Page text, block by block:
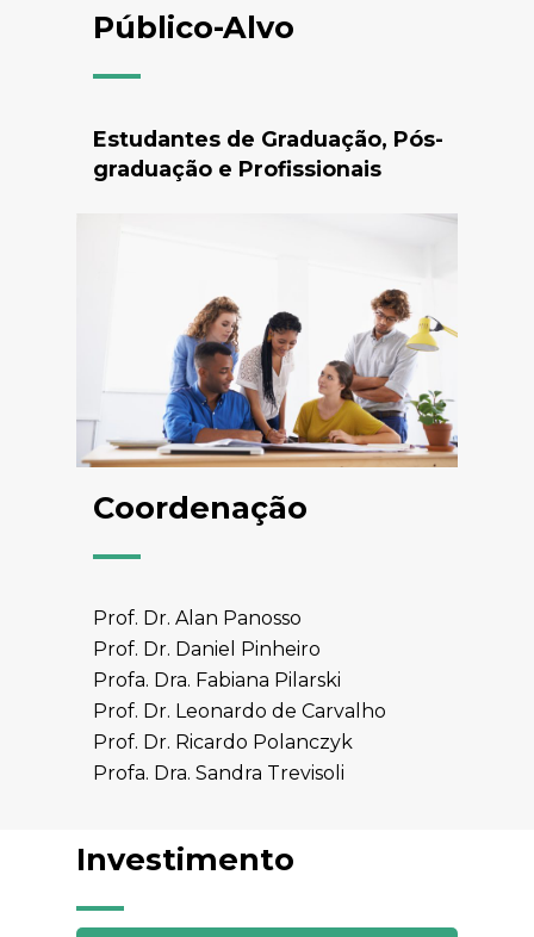
Público-Alvo
Estudantes de Graduação, Pós-
graduação e Profissionais
Coordenação
Prof. Dr. Alan Panosso
Prof. Dr. Daniel Pinheiro
Profa. Dra. Fabiana Pilarski
Prof. Dr. Leonardo de Carvalho
Prof. Dr. Ricardo Polanczyk
Profa. Dra. Sandra Trevisoli
Investimento